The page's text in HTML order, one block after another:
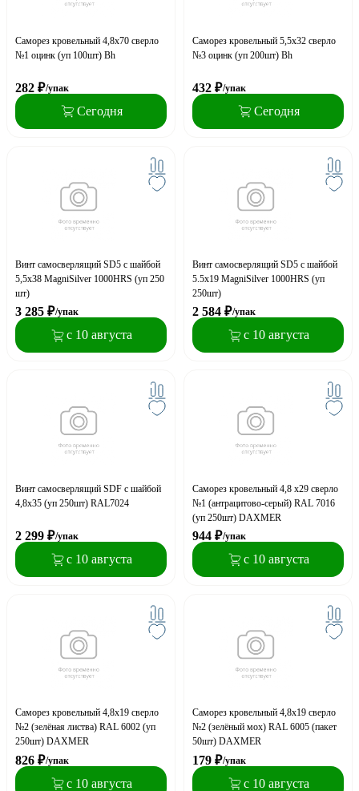
Саморез кровельный 4,8x70 сверло
№1 оцинк (уп 100шт) Bh
282 ₽/упак
Сегодня
Саморез кровельный 5,5x32 сверло
№3 оцинк (уп 200шт) Bh
432 ₽/упак
Сегодня
Винт самосверлящий SD5 c шайбой
5,5х38 MagniSilver 1000HRS (уп 250
шт)
3 285 ₽/упак
с 10 августа
Винт самосверлящий SD5 с шайбой
5.5x19 MagniSilver 1000HRS (уп
250шт)
2 584 ₽/упак
с 10 августа
Винт самосверлящий SDF с шайбой
4,8x35 (уп 250шт) RAL7024
2 299 ₽/упак
с 10 августа
Саморез кровельный 4,8 x29 сверло
№1 (антрацитово-серый) RAL 7016
(уп 250шт) DAXMER
944 ₽/упак
с 10 августа
Саморез кровельный 4,8x19 сверло
№2 (зелёная листва) RAL 6002 (уп
250шт) DAXMER
826 ₽/упак
с 10 августа
Саморез кровельный 4,8x19 сверло
№2 (зелёный моx) RAL 6005 (пакет
50шт) DAXMER
179 ₽/упак
с 10 августа